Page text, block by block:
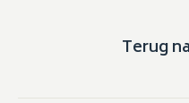
Terug